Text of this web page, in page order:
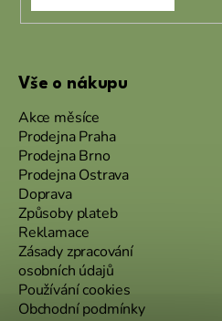
Vše o nákupu
Akce měsíce
Prodejna Praha
Prodejna Brno
Prodejna Ostrava
Doprava
Způsoby plateb
Reklamace
Zásady zpracování
osobních údajů
Používání cookies
Obchodní podmínky